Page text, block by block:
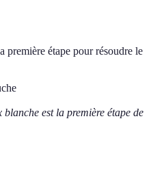
première étape pour résoudre le
est la première étape de